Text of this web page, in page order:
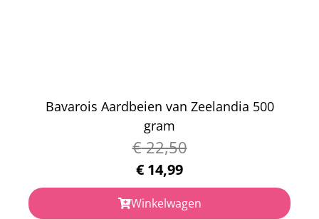
Bavarois Aardbeien van Zeelandia 500
gram
€22,50
€ 14,99
Winkelwagen